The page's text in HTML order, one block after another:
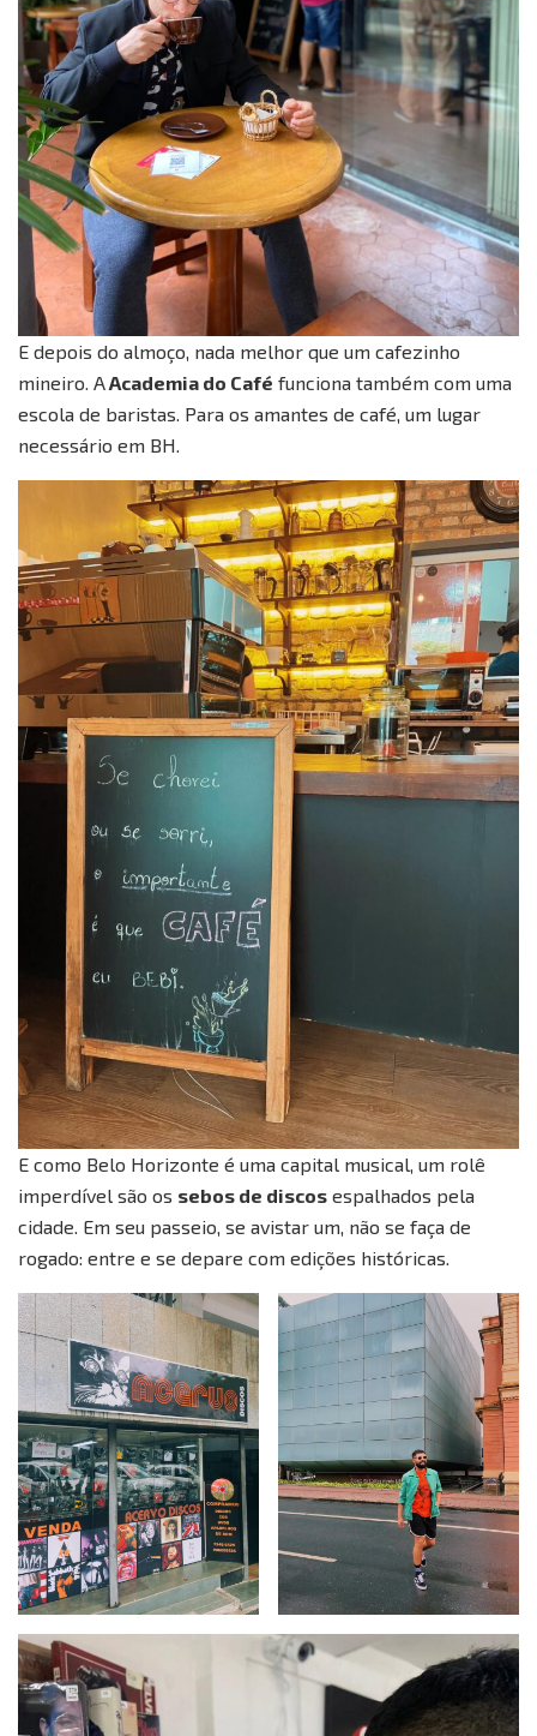
E depois do almoço, nada melhor que um cafezinho
mineiro. AAcademia do Café funciona também com uma
escola de baristas. Para os amantes de café, um lugar
necessário em BH.
E como Belo Horizonte é uma capital musical, um rolê
imperdível são os sebos de discos espalhados pela
cidade. Em seu passeio, se avistar um, não se faça de
rogado: entre e se depare com edições históricas.